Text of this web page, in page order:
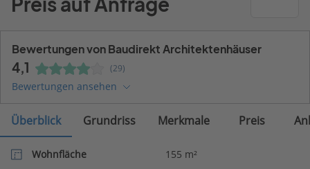
Bewertungen von Baudirekt Architektenhäuser
4,1 (29)
Bewertungen ansehen
Überblick Grundriss Merkmale Preis
Wohnfläche
155 m²